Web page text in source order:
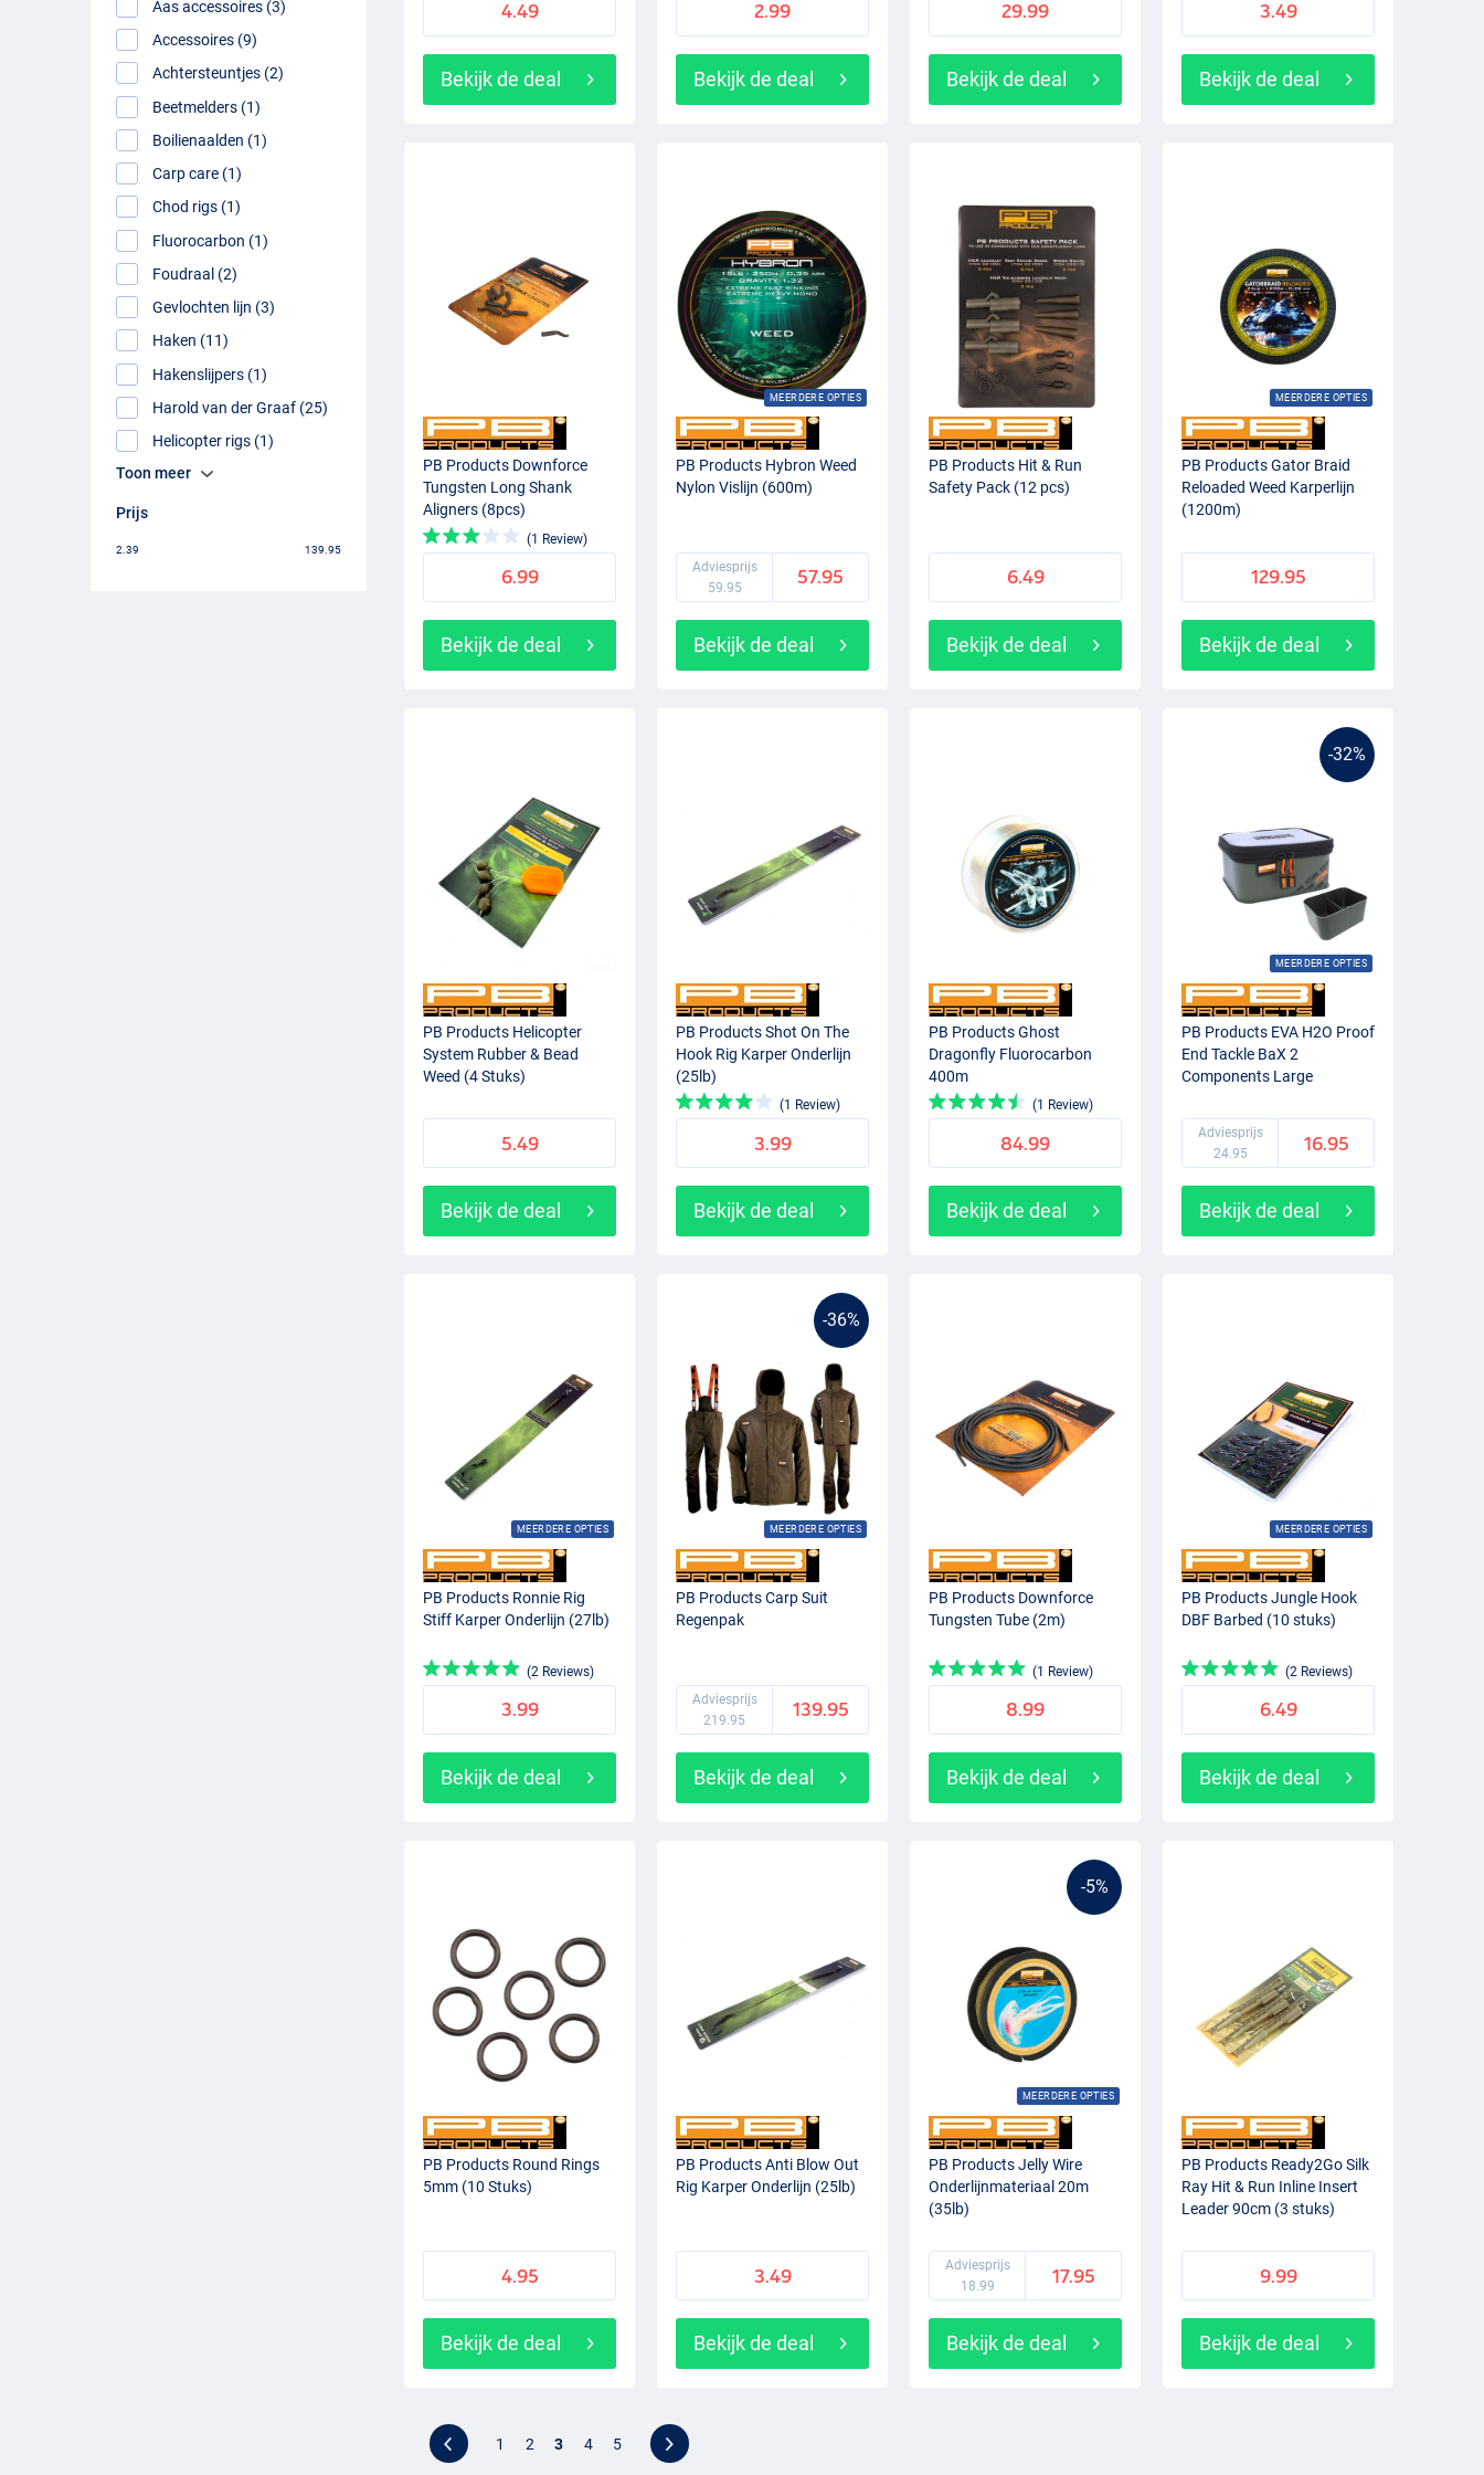
Aas accessoires (3)
Accessoires (9)
Achtersteuntjes (2)
Beetmelders (1)
Boilienaalden (1)
Carp care (1)
Chod rigs (1)
Fluorocarbon (1)
Foudraal (2)
Gevlochten lijn (3)
Haken (11)
Hakenslijpers (1)
Harold van der Graaf (25)
Helicopter rigs (1)
Toon meer
Prijs
2.39 139.95
4.49
Bekijk de deal
2.99
Bekijk de deal
29.99
Bekijk de deal
3.49
Bekijk de deal
PB Products Downforce
Tungsten Long Shank
Aligners (8pcs)
(1 Review)
6.99
Bekijk de deal
MEERDERE OPTIES
PB Products Hybron Weed
Nylon Vislijn (600m)
Adviesprijs
59.95
57.95
Bekijk de deal
PB Products Hit & Run
Safety Pack (12 pcs)
6.49
Bekijk de deal
MEERDERE OPTIES
PB Products Gator Braid
Reloaded Weed Karperlijn
(1200m)
129.95
Bekijk de deal
PB Products Helicopter
System Rubber & Bead
Weed (4 Stuks)
5.49
Bekijk de deal
PB Products Shot On The
Hook Rig Karper Onderlijn
(25lb)
(1 Review)
3.99
Bekijk de deal
PB Products Ghost
Dragonfly Fluorocarbon
400m
(1 Review)
84.99
Bekijk de deal
-32%
MEERDERE OPTIES
PB Products EVA H2O Proof
End Tackle BaX 2
Components Large
Adviesprijs
24.95
16.95
Bekijk de deal
MEERDERE OPTIES
PB Products Ronnie Rig
Stiff Karper Onderlijn (27lb)
(2 Reviews)
3.99
Bekijk de deal
-36%
MEERDERE OPTIES
PB Products Carp Suit
Regenpak
Adviesprijs
219.95
139.95
Bekijk de deal
PB Products Downforce
Tungsten Tube (2m)
(1 Review)
8.99
Bekijk de deal
MEERDERE OPTIES
PB Products Jungle Hook
DBF Barbed (10 stuks)
(2 Reviews)
6.49
Bekijk de deal
PB Products Round Rings
5mm (10 Stuks)
4.95
Bekijk de deal
PB Products Anti Blow Out
Rig Karper Onderlijn (25lb)
3.49
Bekijk de deal
-5%
MEERDERE OPTIES
PB Products Jelly Wire
Onderlijnmateriaal 20m
(35lb)
Adviesprijs
18.99
17.95
Bekijk de deal
PB Products Ready2Go Silk
Ray Hit & Run Inline Insert
Leader 90cm (3 stuks)
9.99
Bekijk de deal
1 2 3 4 5